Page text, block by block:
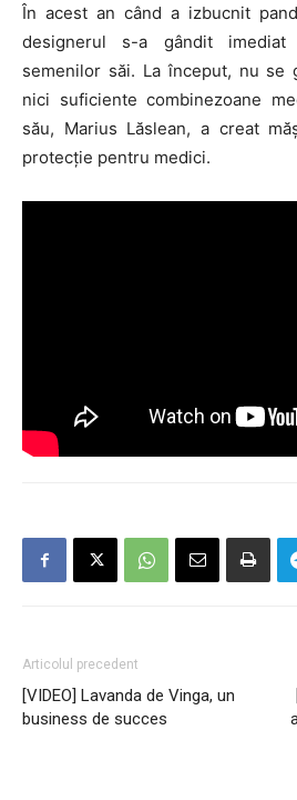
În acest an când a izbucnit
designerul s-a gândit
semenilor săi. La început, nu se
nici suficiente combinezoane
său, Marius Lăslean, a creat
protecție pentru medici.
Articolul precedent
[VIDEO] Lavanda de Vinga, un
business de succes